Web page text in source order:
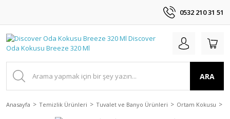
0532 210 31 51
ARA
Anasayfa Temizlik Ürünleri Tuvalet ve Banyo Ürünleri Ortam Kokusu